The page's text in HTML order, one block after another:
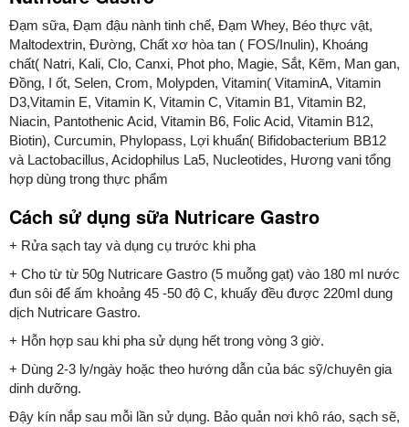
Đạm sữa, Đạm đậu nành tinh chế, Đạm Whey, Béo thực vật,
Maltodextrin, Đường, Chất xơ hòa tan ( FOS/Inulin), Khoáng
chất( Natri, Kali, Clo, Canxi, Phot pho, Magie, Sắt, Kẽm, Man gan,
Đồng, I ốt, Selen, Crom, Molypden, Vitamin( VitaminA, Vitamin
D3,Vitamin E, Vitamin K, Vitamin C, Vitamin B1, Vitamin B2,
Niacin, Pantothenic Acid, Vitamin B6, Folic Acid, Vitamin B12,
Biotin), Curcumin, Phylopass, Lợi khuẩn( Bifidobacterium BB12
và Lactobacillus, Acidophilus La5, Nucleotides, Hương vani tổng
hợp dùng trong thực phẩm
Cách sử dụng sữa Nutricare Gastro
+ Rửa sạch tay và dụng cụ trước khi pha
+ Cho từ từ 50g Nutricare Gastro (5 muỗng gạt) vào 180 ml nước
đun sôi để ấm khoảng 45 -50 độ C, khuấy đều được 220ml dung
dịch Nutricare Gastro.
+ Hỗn hợp sau khi pha sử dụng hết trong vòng 3 giờ.
+ Dùng 2-3 ly/ngày hoặc theo hướng dẫn của bác sỹ/chuyên gia
dinh dưỡng.
Đậy kín nắp sau mỗi lần sử dụng. Bảo quản nơi khô ráo, sạch sẽ,